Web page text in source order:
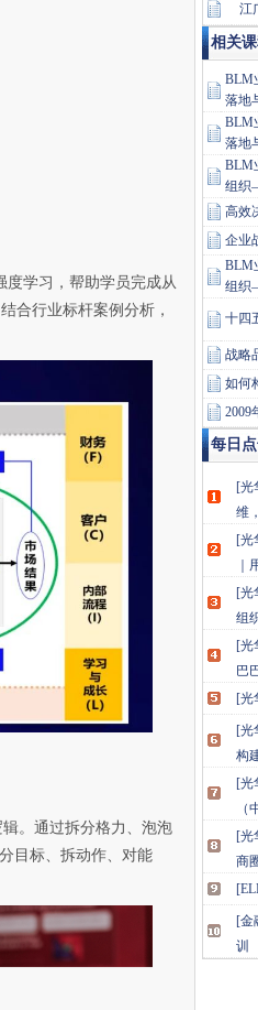
度学习，帮助学员完成从
合行业标杆案例分析，
。通过拆分格力、泡泡
目标、拆动作、对能
江
相关课
BLM
落地
BLM
落地
BLM
组织
高效
企业
BLM
组织
十四
战略
如何
2009
每日点
[光
维
[光
[光
组
[光
巴
[光
[光
构
[光
（
[光
商
[
[金
训